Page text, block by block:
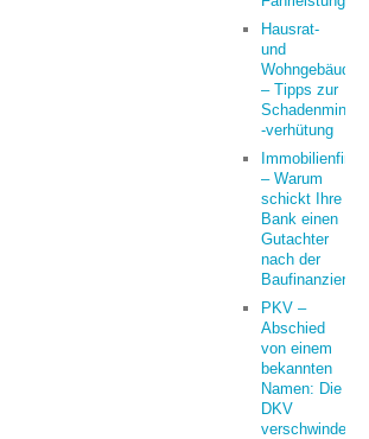
Hausrat-
und
– Tipps zur
-verhütung
– Warum
schickt Ihre
Bank einen
Gutachter
nach der
PKV –
Abschied
von einem
bekannten
Namen: Die
DKV
verschwindet